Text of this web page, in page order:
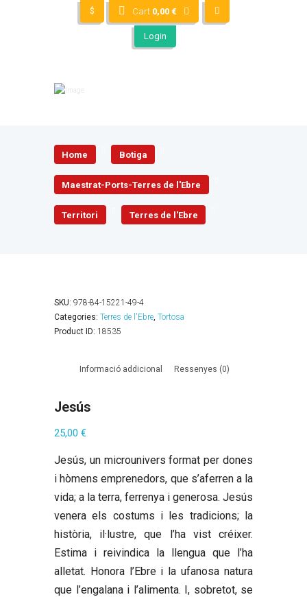
$ Cart 0,00 €
Login
Home Botiga
Maestrat-Ports-Terres de l'Ebre
Territori Terres de l'Ebre
SKU: 978-84-15221-49-4
Categories: Terres de l'Ebre, Tortosa
Product ID: 18535
Informació addicional Ressenyes (0)
Jesús
25,00 €
Jesús, un microunivers format per dones
i hòmens emprenedors, que s’aferren a la
vida; a la terra, ferrenya i generosa. Jesús
venera els costums i les tradicions; la
història, il·lustre, que l’ha vist créixer.
Estima i reivindica la llengua que l’ha
alletat. Honora l’Ebre i la ufanosa natura
que l’engalana i l’alimenta. I, sobretot, se